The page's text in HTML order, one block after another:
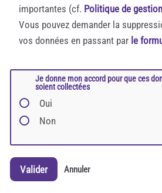
importantes (cf. Politique de
Vous pouvez demander la
vos données en passant par le
Je donne mon accord pour que ces
soient collectées
Oui
Non
Valider Annuler